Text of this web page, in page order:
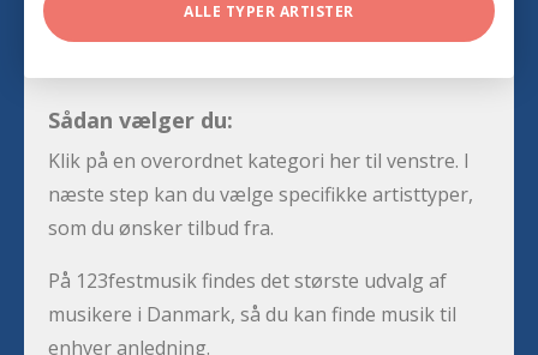
ALLE TYPER ARTISTER
Sådan vælger du:
Klik på en overordnet kategori her til venstre. I
næste step kan du vælge specifikke artisttyper,
som du ønsker tilbud fra.
På 123festmusik findes det største udvalg af
musikere i Danmark, så du kan finde musik til
enhver anledning.